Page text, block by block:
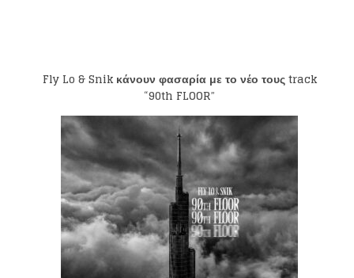
Fly Lo &Snikκάνουν φασαρία με το νέο τουςtrack
“90th FLOOR”